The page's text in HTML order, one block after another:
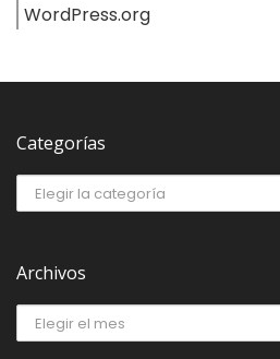
WordPress.org
Categorías
Archivos